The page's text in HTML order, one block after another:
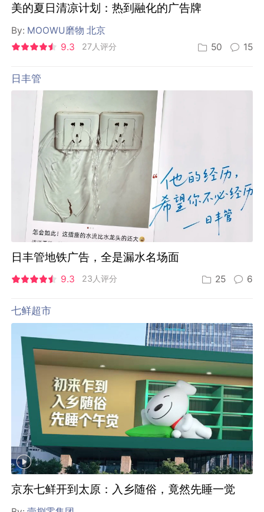
美的夏日清凉计划：热到融化的广告牌
By: MOOWU磨物 北京
9.3
27人评分 50 15
日丰管
日丰管地铁广告，全是漏水名场面
9.3 23人评分 25 6
七鲜超市
京东七鲜开到太原：入乡随俗，竟然先睡一觉